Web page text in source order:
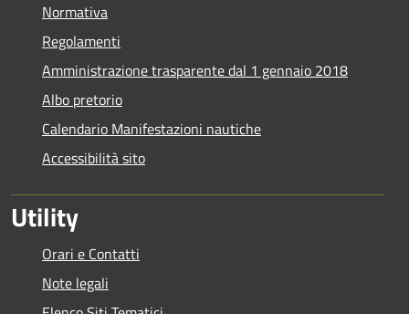
Normativa
Regolamenti
Amministrazione trasparente dal 1 gennaio 2018
Albo pretorio
Calendario Manifestazioni nautiche
Accessibilità sito
Utility
Orari e Contatti
Note legali